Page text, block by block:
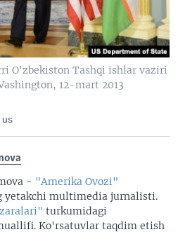
O'zbekiston Tashqi ishlar vaziri
12-mart 2013
us
- "Amerika Ovozi"
yetakchi multimedia jurnalisti.
turkumidagi
Ko'rsatuvlar taqdim etish